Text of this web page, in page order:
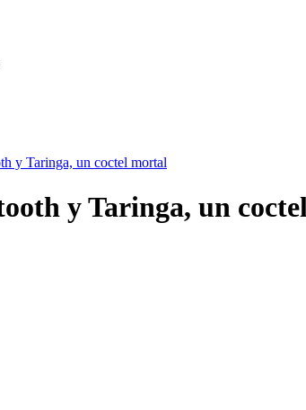
y Taringa, un coctel mortal
y Taringa, un